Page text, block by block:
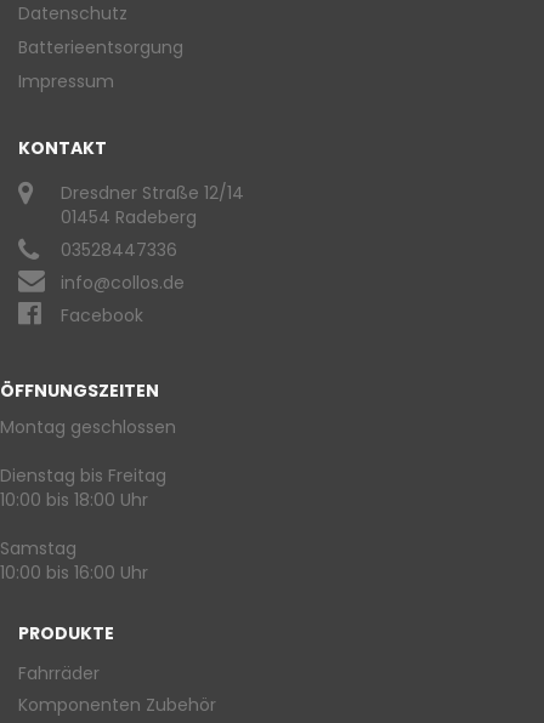
Datenschutz
Batterieentsorgung
Impressum
KONTAKT
Dresdner Straße 12/14
01454 Radeberg
03528447336
info@collos.de
Facebook
ÖFFNUNGSZEITEN
Montag geschlossen
Dienstag bis Freitag
10:00 bis 18:00 Uhr
Samstag
10:00 bis 16:00 Uhr
PRODUKTE
Fahrräder
Komponenten Zubehör